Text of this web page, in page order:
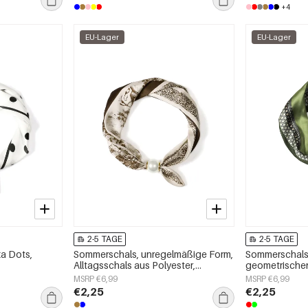
+4
Dots,
EU-Lager
2-5 TAGE
Sommerschals, unregelmäßige Form,
Alltagsschals aus Polyester,
Accessoires für jeden Tag
MSRP €6,99
€2,25
EU-Lager
2-5 TAGE
Accessoires
MSRP €6,99
€2,25